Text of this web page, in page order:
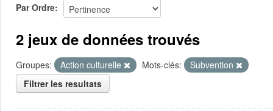
À propos
Par Ordre
2 jeux de données trouvés
Groupes: Action culturelle Mots-clés:
Subvention
Filtrer les resultats